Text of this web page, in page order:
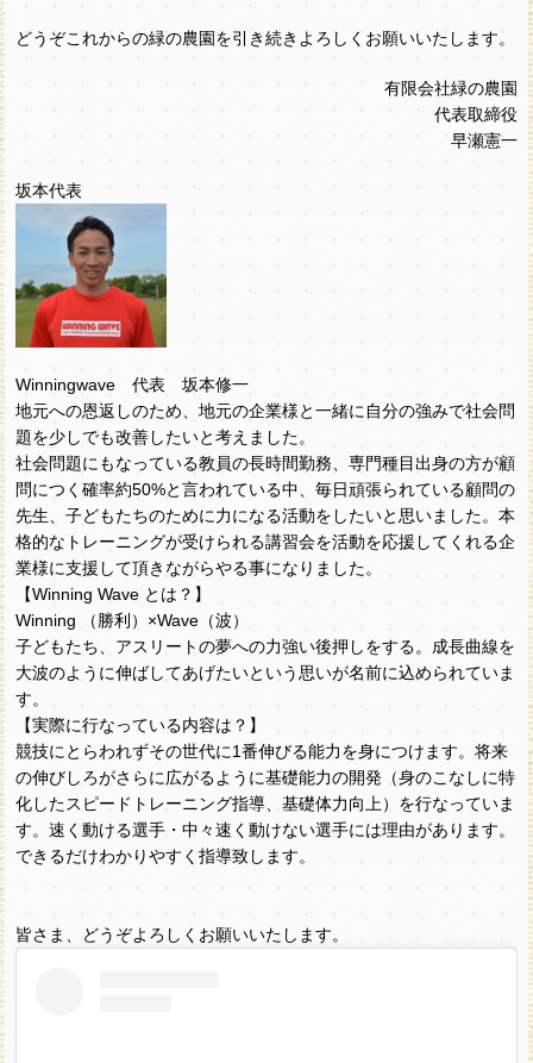
どうぞこれからの緑の農園を引き続きよろしくお願いいたします。
有限会社緑の農園
代表取締役
早瀬憲一
坂本代表
Winningwave 代表 坂本修一
地元への恩返しのため、地元の企業様と一緒に自分の強みで社会問
題を少しでも改善したいと考えました。
社会問題にもなっている教員の長時間勤務、専門種目出身の方が顧
問につく確率約50%と言われている中、毎日頑張られている顧問の
先生、子どもたちのために力になる活動をしたいと思いました。本
格的なトレーニングが受けられる講習会を活動を応援してくれる企
業様に支援して頂きながらやる事になりました。
【Winning Wave とは？】
Winning （勝利）×Wave（波）
子どもたち、アスリートの夢への力強い後押しをする。成長曲線を
大波のように伸ばしてあげたいという思いが名前に込められていま
す。
【実際に行なっている内容は？】
競技にとらわれずその世代に1番伸びる能力を身につけます。将来
の伸びしろがさらに広がるように基礎能力の開発（身のこなしに特
化したスピードトレーニング指導、基礎体力向上）を行なっていま
す。速く動ける選手・中々速く動けない選手には理由があります。
できるだけわかりやすく指導致します。
皆さま、どうぞよろしくお願いいたします。